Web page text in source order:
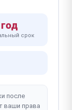
срок
после
ваши права